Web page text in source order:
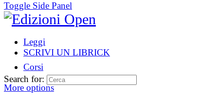
Toggle Side Panel
Leggi
SCRIVI UN LIBRICK
Corsi
More options
Search for: